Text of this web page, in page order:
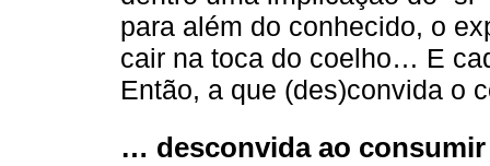
para além do conhecido, o
cair na toca do coelho… E
Então, a que (des)convida o
… desconvida ao consumir